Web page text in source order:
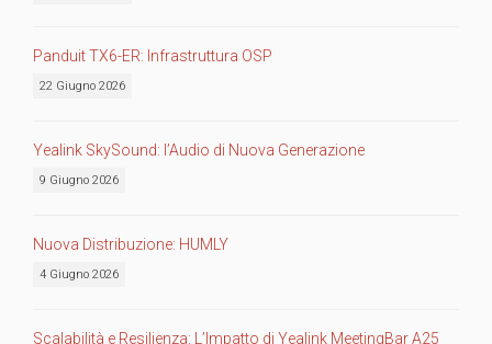
Panduit TX6-ER: Infrastruttura OSP
22 Giugno 2026
Yealink SkySound: l’Audio di Nuova Generazione
9 Giugno 2026
Nuova Distribuzione: HUMLY
4 Giugno 2026
Scalabilità e Resilienza: L’Impatto di Yealink MeetingBar A25